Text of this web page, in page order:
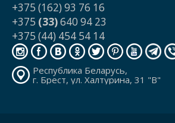
+375 (162) 93 76 16
+375 (33)640 94 23
+375 (44) 454 54 14
Республика Беларусь,
г. Брест, ул. Халтурина, 31 "В"